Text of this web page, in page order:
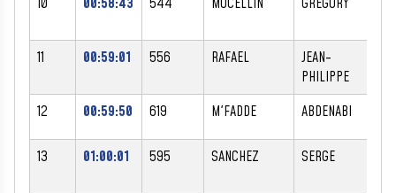
11 00:59:01 556 RAFAEL
JEAN-
PHILIPPE
12 00:59:50 619 M'FADDE ABDENABI
13 01:00:01 595 SANCHEZ SERGE